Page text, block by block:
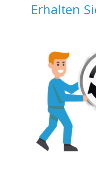
Erhalten